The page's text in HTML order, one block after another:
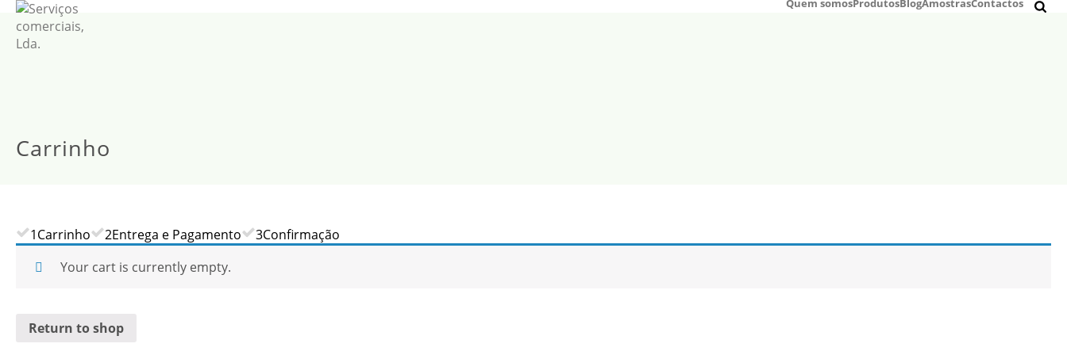
Quem somosProdutosBlogAmostrasContactos
Carrinho
1Carrinho 2Entrega e Pagamento 3Confirmação
Your cart is currently empty.
Return to shop